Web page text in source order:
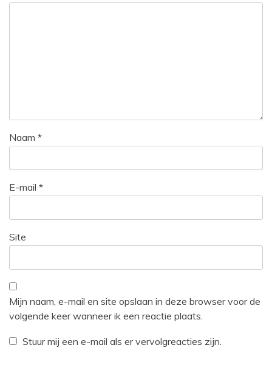
Naam *
E-mail *
Site
Mijn naam, e-mail en site opslaan in deze browser voor de
volgende keer wanneer ik een reactie plaats.
Stuur mij een e-mail als er vervolgreacties zijn.